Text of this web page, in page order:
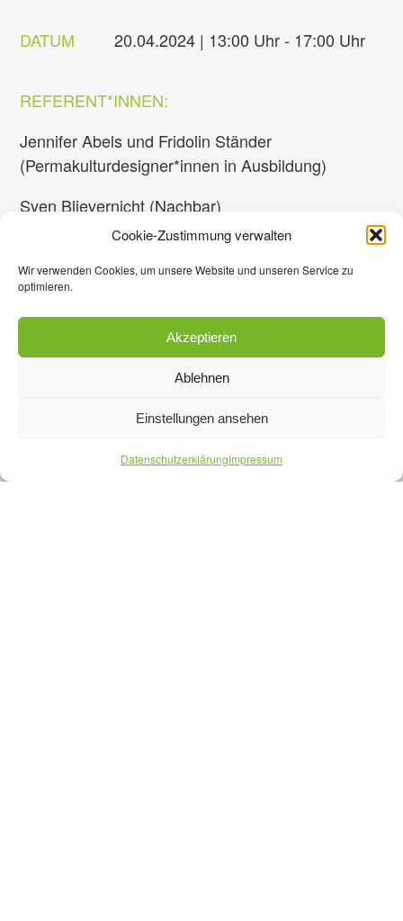
Cookie-Zustimmung verwalten
Wir verwenden Cookies, um unsere Website und unseren Service zu
optimieren.
Akzeptieren
Ablehnen
Einstellungen ansehen
DatenschutzerklärungImpressum
DATUM 20.04.2024 | 13:00 Uhr - 17:00 Uhr
REFERENT*INNEN:
Jennifer Abels und Fridolin Ständer
(Permakulturdesigner*innen in Ausbildung)
Sven Blievernicht (Nachbar)
VERANSTALTUNGSORT:
Brunnenstraße Ölberg – Nordstadt Elberfeld
Treffpunkt Ölberg-Hub, Sattlerstraße 54/Ecke